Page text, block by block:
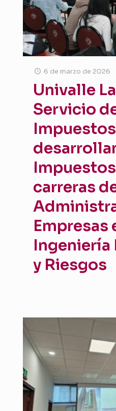
6 de marzo de 2026
Univalle
Servicio
carreras
Empresas
Ingeniería
y Riesgos